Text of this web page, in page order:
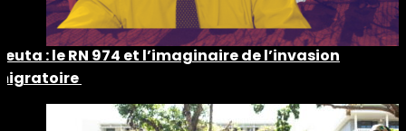
: le RN 974 et l’imaginaire de l’invasion